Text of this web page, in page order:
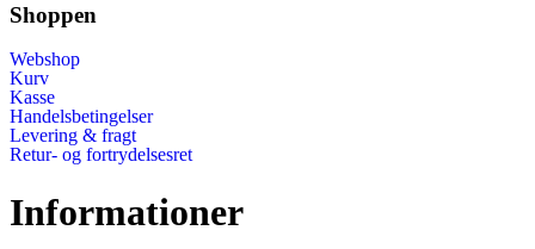
Shoppen
Webshop
Kurv
Kasse
Handelsbetingelser
Levering & fragt
Retur- og fortrydelsesret
Informationer